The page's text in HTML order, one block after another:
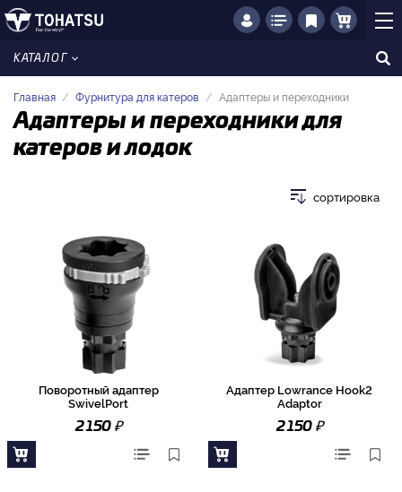
КАТАЛОГ
Главная Фурнитура для катеров Адаптеры и переходники
Адаптеры и переходники для
катеров и лодок
сортировка
Поворотный адаптер
SwivelPort
2 150₽
Адаптер Lowrance Hook2
Adaptor
2 150₽